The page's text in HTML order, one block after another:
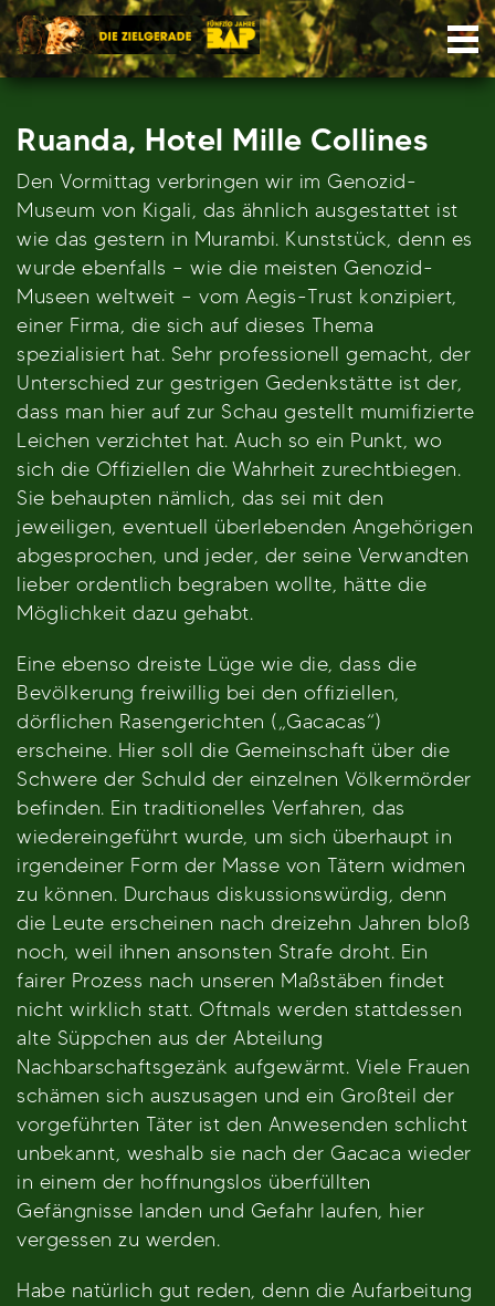
Skip
to
content
Ruanda, Hotel Mille Collines
Den Vormittag verbringen wir im Genozid-
Museum von Kigali, das ähnlich ausgestattet ist
wie das gestern in Murambi. Kunststück, denn es
wurde ebenfalls – wie die meisten Genozid-
Museen weltweit – vom Aegis-Trust konzipiert,
einer Firma, die sich auf dieses Thema
spezialisiert hat. Sehr professionell gemacht, der
Unterschied zur gestrigen Gedenkstätte ist der,
dass man hier auf zur Schau gestellt mumifizierte
Leichen verzichtet hat. Auch so ein Punkt, wo
sich die Offiziellen die Wahrheit zurechtbiegen.
Sie behaupten nämlich, das sei mit den
jeweiligen, eventuell überlebenden Angehörigen
abgesprochen, und jeder, der seine Verwandten
lieber ordentlich begraben wollte, hätte die
Möglichkeit dazu gehabt.
Eine ebenso dreiste Lüge wie die, dass die
Bevölkerung freiwillig bei den offiziellen,
dörflichen Rasengerichten („Gacacas“)
erscheine. Hier soll die Gemeinschaft über die
Schwere der Schuld der einzelnen Völkermörder
befinden. Ein traditionelles Verfahren, das
wiedereingeführt wurde, um sich überhaupt in
irgendeiner Form der Masse von Tätern widmen
zu können. Durchaus diskussionswürdig, denn
die Leute erscheinen nach dreizehn Jahren bloß
noch, weil ihnen ansonsten Strafe droht. Ein
fairer Prozess nach unseren Maßstäben findet
nicht wirklich statt. Oftmals werden stattdessen
alte Süppchen aus der Abteilung
Nachbarschaftsgezänk aufgewärmt. Viele Frauen
schämen sich auszusagen und ein Großteil der
vorgeführten Täter ist den Anwesenden schlicht
unbekannt, weshalb sie nach der Gacaca wieder
in einem der hoffnungslos überfüllten
Gefängnisse landen und Gefahr laufen, hier
vergessen zu werden.
Habe natürlich gut reden, denn die Aufarbeitung